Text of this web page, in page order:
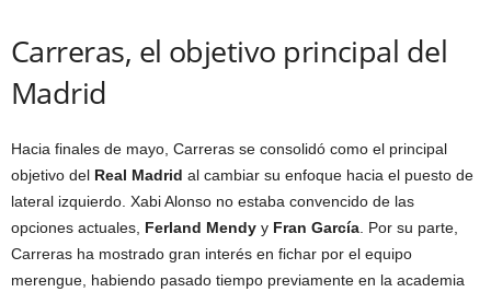
Carreras, el objetivo principal del
Madrid
Hacia finales de mayo, Carreras se consolidó como el principal
objetivo del Real Madrid al cambiar su enfoque hacia el puesto de
lateral izquierdo. Xabi Alonso no estaba convencido de las
opciones actuales, Ferland Mendy y Fran García . Por su parte,
Carreras ha mostrado gran interés en fichar por el equipo
merengue, habiendo pasado tiempo previamente en la academia